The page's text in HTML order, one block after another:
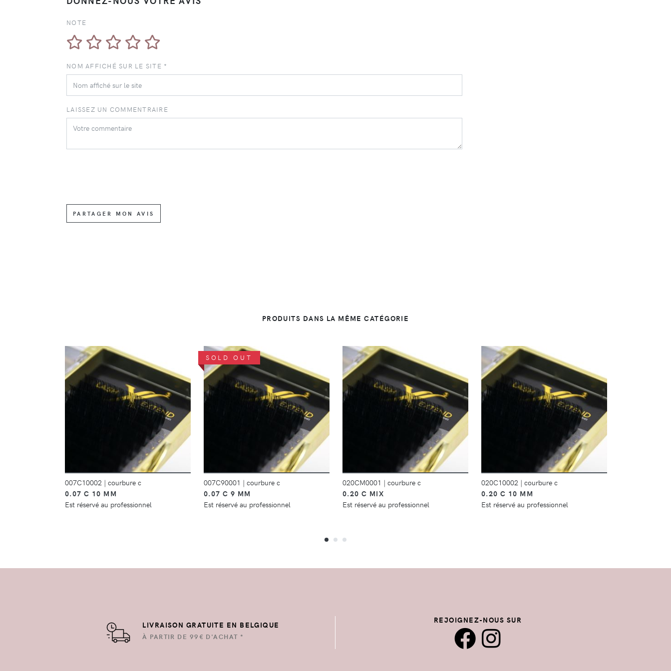
NOTE
NOM AFFICHÉ SUR LE SITE *
LAISSEZ UN COMMENTRAIRE
PARTAGER MON AVIS
PRODUITS DANS LA MÊME CATÉGORIE
DÉTAILS
007C10002 | courbure c
0.07 C 10 MM
Est réservé au professionnel
SOLD OUT
DÉTAILS
007C90001 | courbure c
0.07 C 9 MM
Est réservé au professionnel
DÉTAILS
020CM0001 | courbure c
0.20 C MIX
Est réservé au professionnel
DÉTAILS
020C10002 | courbure c
0.20 C 10 MM
Est réservé au professionnel
LIVRAISON GRATUITE EN BELGIQUE
À PARTIR DE 99€ D'ACHAT *
REJOIGNEZ-NOUS SUR